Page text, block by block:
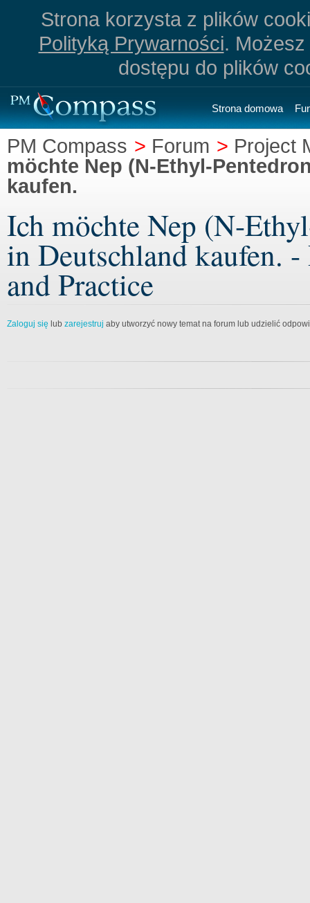
Strona korzysta z plików
Polityką Prywarności.
dostępu do plików
Strona domowa
PM Compass > Forum > Project
möchte Nep (N-Ethyl-
kaufen.
Ich möchte Nep (N-
in Deutschland kaufen.
and Practice
Zaloguj się lub zarejestruj aby utworzyć nowy temat na forum lub udzielić